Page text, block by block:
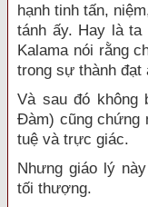
hạnh tinh tấn,
tánh ấy. Hay là ta
Kalama nói rằng
trong sự thành đạt
Và sau đó không
Đàm) cũng chứng
tuệ và trực giác.
Nhưng giáo lý
tối thượng.